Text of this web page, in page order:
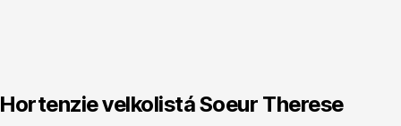
Hortenzie velkolistá Soeur Therese